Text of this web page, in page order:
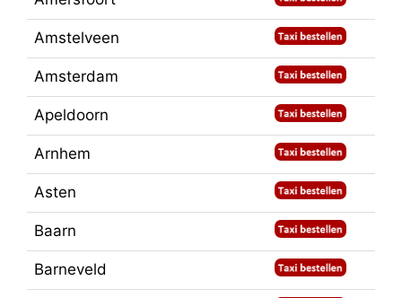
Amstelveen
Amsterdam
Apeldoorn
Arnhem
Asten
Baarn
Barneveld